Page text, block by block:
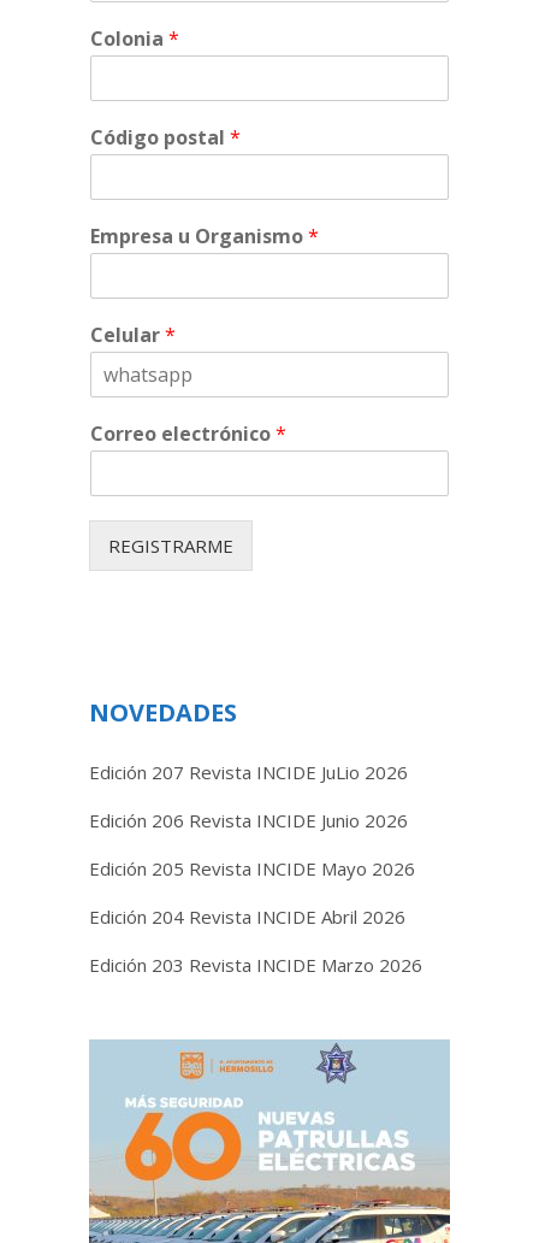
Colonia *
Código postal *
Empresa u Organismo*
Celular*
Correo electrónico*
REGISTRARME
NOVEDADES
Edición 207 Revista INCIDE JuLio 2026
Edición 206 Revista INCIDE Junio 2026
Edición 205 Revista INCIDE Mayo 2026
Edición 204 Revista INCIDE Abril 2026
Edición 203 Revista INCIDE Marzo 2026